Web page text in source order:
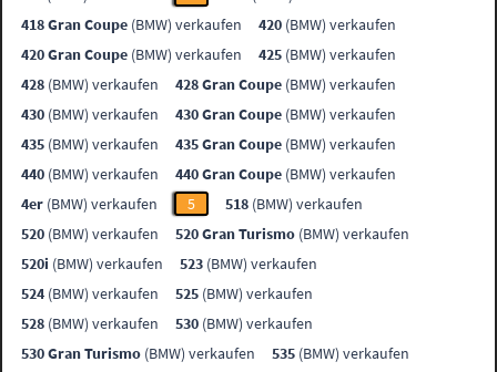
418 Gran Coupe (BMW) verkaufen 420 (BMW) verkaufen
420 Gran Coupe (BMW) verkaufen 425 (BMW) verkaufen
428 (BMW) verkaufen 428 Gran Coupe (BMW) verkaufen
430 (BMW) verkaufen 430 Gran Coupe (BMW) verkaufen
435 (BMW) verkaufen 435 Gran Coupe (BMW) verkaufen
440 (BMW) verkaufen 440 Gran Coupe (BMW) verkaufen
4er (BMW) verkaufen 5 518 (BMW) verkaufen
520 (BMW) verkaufen 520 Gran Turismo (BMW) verkaufen
520i (BMW) verkaufen 523 (BMW) verkaufen
524 (BMW) verkaufen 525 (BMW) verkaufen
528 (BMW) verkaufen 530 (BMW) verkaufen
530 Gran Turismo (BMW) verkaufen 535 (BMW) verkaufen